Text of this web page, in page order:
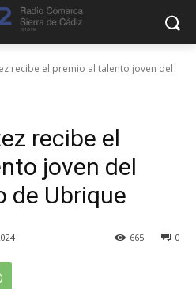
recibe el premio al talento joven del
recibe el
joven del
de Ubrique
0
665